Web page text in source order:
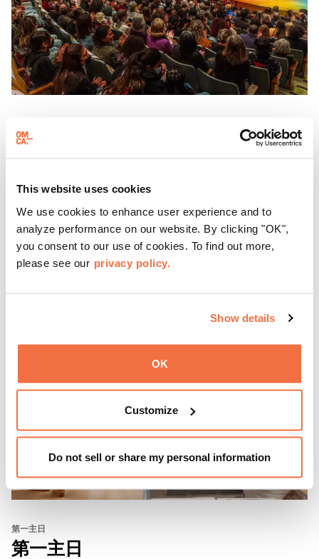
This website uses cookies
We use cookies to enhance user experience and to
analyze performance on our website. By clicking "OK",
you consent to our use of cookies. To find out more,
please see our privacy policy.
Show details
OK
Customize
Do not sell or share my personal information
聚焦周日
每隔三个星期天，东方华侨博物院都会邀请游客参加 "
和体验活动。
了解更多
第一主日
第一主日